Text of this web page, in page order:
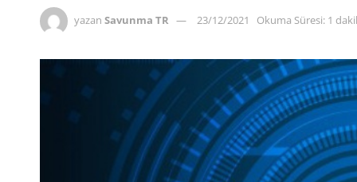
yazan Savunma TR 23/12/2021 Okuma Süresi: 1